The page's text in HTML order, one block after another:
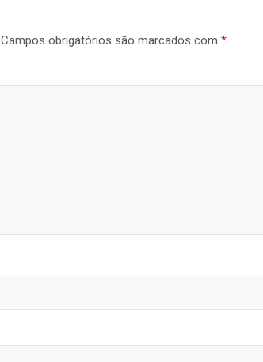
Campos obrigatórios são marcados com *